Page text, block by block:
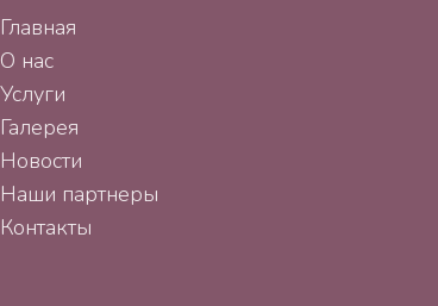
Главная
О нас
Услуги
Галерея
Новости
Наши партнеры
Контакты